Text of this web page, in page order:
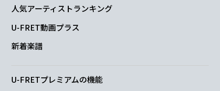
woo...
B♭maj7
だましあい なぐ
Gm7 Csus4 C
人気アーティストランキング
U-FRET動画プラス
新着楽譜
U-FRETプレミアムの機能